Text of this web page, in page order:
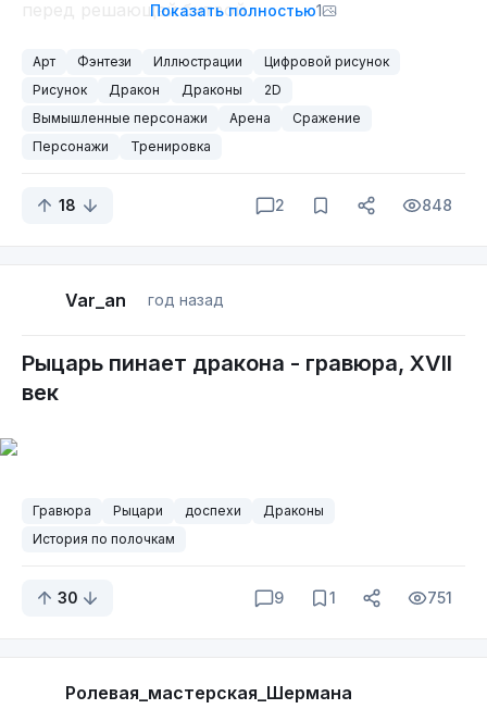
перед решающей битвой.
Показать полностью1
Арт Фэнтези Иллюстрации
Цифровой рисунок
Рисунок
Дракон Драконы
2D
Вымышленные персонажи
Арена
Сражение
Персонажи
Тренировка
18 2 848
Var_an год назад
Рыцарь пинает дракона - гравюра, XVII
век
Гравюра Рыцари доспехи
Драконы
История по полочкам
30 9 1 751
Ролевая_мастерская_Шермана